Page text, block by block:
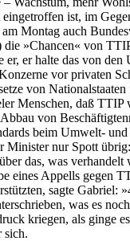
ist, im
Montag auch
die »Chancen« von
er, er halte das von den
vor privaten
von
Menschen, daß TTIP
von
beim Umwelt- und
Minister nur Spott
das, was
eines Appells gegen
sagte Gabriel:
was es
kriegen, als ginge
sich.